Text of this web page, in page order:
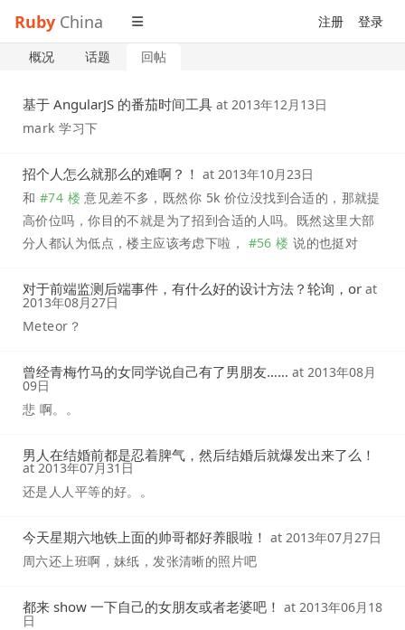
Ruby China 注册 登录
概况 话题 回帖
基于 AngularJS 的番茄时间工具 at 2013年12月13日
mark 学习下
招个人怎么就那么的难啊？！ at 2013年10月23日
和 #74 楼 意见差不多，既然你 5k 价位没找到合适的，那就提
高价位吗，你目的不就是为了招到合适的人吗。既然这里大部
分人都认为低点，楼主应该考虑下啦， #56 楼 说的也挺对
对于前端监测后端事件，有什么好的设计方法？轮询，or at
2013年08月27日
Meteor？
曾经青梅竹马的女同学说自己有了男朋友…… at 2013年08月
09日
悲 啊。。
男人在结婚前都是忍着脾气，然后结婚后就爆发出来了么！
at2013年07月31日
还是人人平等的好。。
今天星期六地铁上面的帅哥都好养眼啦！ at 2013年07月27日
周六还上班啊，妹纸，发张清晰的照片吧
都来 show 一下自己的女朋友或者老婆吧！ at 2013年06月18
日